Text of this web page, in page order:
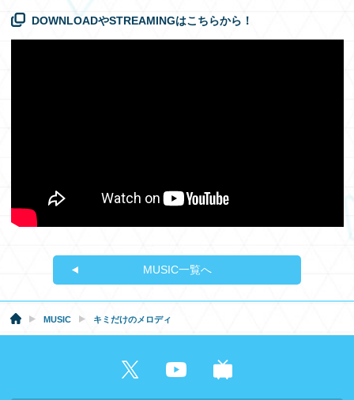
DOWNLOADやSTREAMINGはこちらから！
MUSIC一覧へ
MUSIC キミだけのメロディ